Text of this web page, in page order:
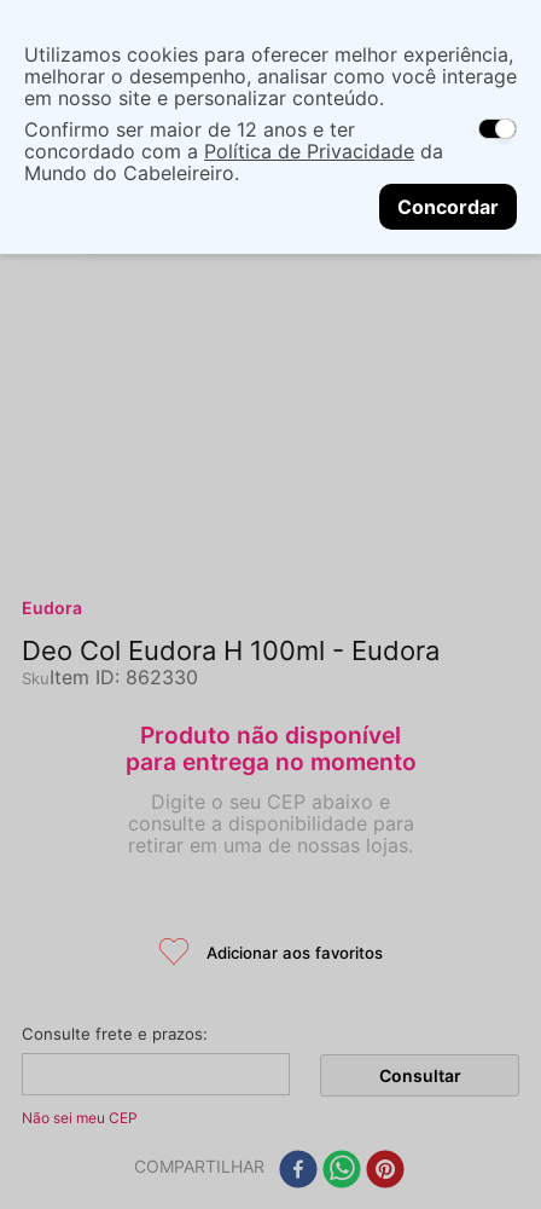
localização
As ofertas e opções de entrega variam de
acordo com a região.Não sei meu CEP
CONTINUAR
O que você procura?
Cuidados com o Corpo
Desodorante
DEO COL EUDORA H 100ML - EUDORA
Eudora
Deo Col Eudora H 100ml - Eudora
Item ID: 862330
Não sei meu CEP
COMPARTILHAR
Utilizamos cookies para oferecer melhor experiência,
melhorar o desempenho, analisar como você interage
em nosso site e personalizar conteúdo.
Confirmo ser maior de 12 anos e ter
concordado com a Política de Privacidade da
Mundo do Cabeleireiro.
Concordar